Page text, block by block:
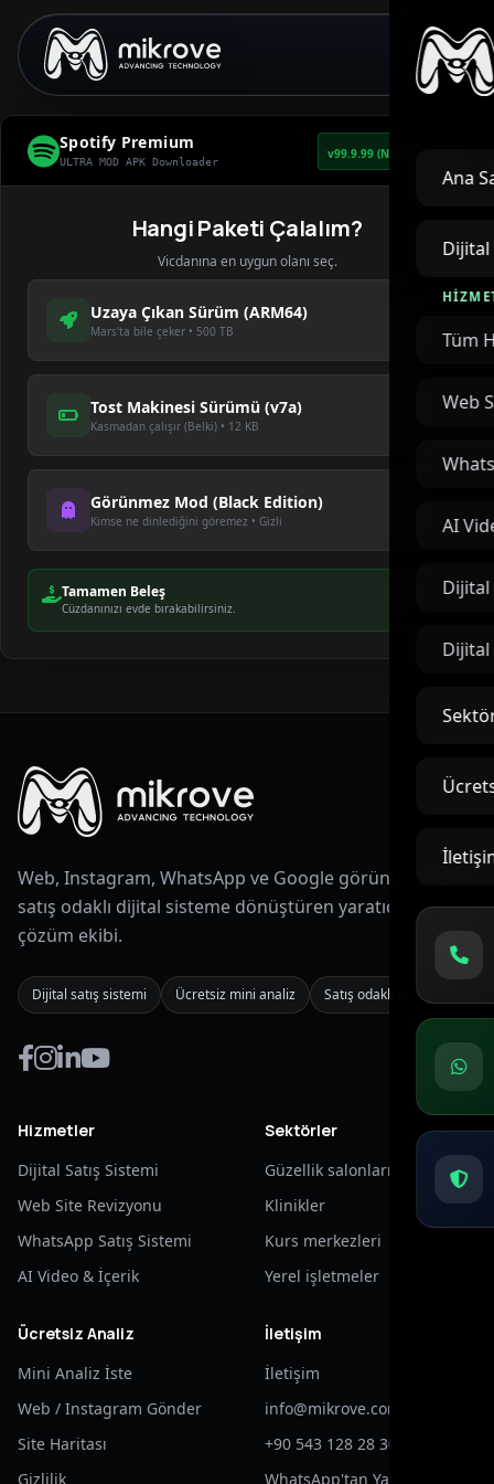
Ana
Dijital
Tüm
Web
AI
Dijital
Dijital
Spotify Premium
ULTRA MOD APK Downloader
v99.9.99 (NASA Edition)
Hangi Paketi Çalalım?
Vicdanına en uygun olanı seç.
Uzaya Çıkan Sürüm (ARM64)
Mars'ta bile çeker • 500 TB
Tost Makinesi Sürümü (v7a)
Kasmadan çalışır (Belki) • 12 KB
Görünmez Mod (Black Edition)
Kimse ne dinlediğini göremez • Gizli
Tamamen Beleş
Cüzdanınızı evde bırakabilirsiniz.
YEMEDİN DİMİ?
Bu Devirde Bedava Mezar
Bile Yok!
Spotify Premium istiyorsan pamuk
eller cebe.
TAMAM, RADYOYA DÖNÜYORUM
Web, Instagram, WhatsApp ve Google görünürlüğünü
satış odaklı dijital sisteme dönüştüren yaratıcı dijital
çözüm ekibi.
Dijital satış sistemi Ücretsiz mini analiz Satış odaklı vitrin
Hizmetler
Dijital Satış Sistemi
Web Site Revizyonu
WhatsApp Satış Sistemi
AI Video & İçerik
Sektörler
Güzellik salonları
Klinikler
Kurs merkezleri
Yerel işletmeler
Ücretsiz Analiz
Mini Analiz İste
Web / Instagram Gönder
Site Haritası
Gizlilik
İletişim
İletişim
info@mikrove.com
+90 543 128 28 30
WhatsApp'tan Yaz